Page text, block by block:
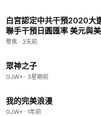
白宮認定中共干預2020大
聯手干預日圓匯率 美元與
聚焦 · 3天前
眾神之子
GJW+ · 3星期前
我的完美浪漫
GJW+ · 1年前